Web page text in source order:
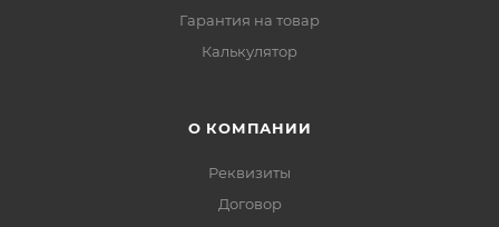
Гарантия на товар
Калькулятор
О КОМПАНИИ
Реквизиты
Договор